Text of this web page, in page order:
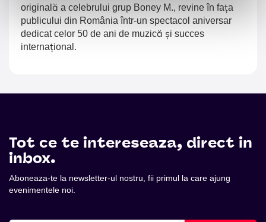
originală a celebrului grup Boney M., revine în fața
publicului din România într-un spectacol aniversar
dedicat celor 50 de ani de muzică și succes
internațional.
Tot ce te intereseaza, direct in
inbox.
Aboneaza-te la newsletter-ul nostru, fii primul la care ajung
evenimentele noi.